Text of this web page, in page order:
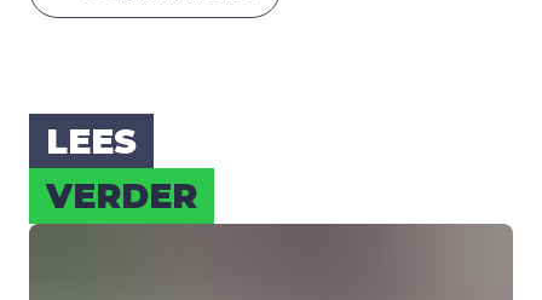
LEES
VER­DER